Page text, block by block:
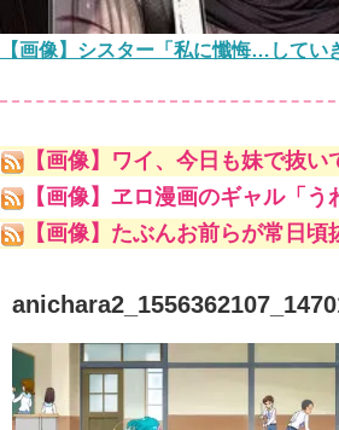
【画像】シスター「私に懺悔…してい
【画像】ワイ、今日も妹で抜
【画像】ヱロ漫画のギャル「う
こんな勃起してんじゃんｗ」
【画像】たぶんお前らが常日